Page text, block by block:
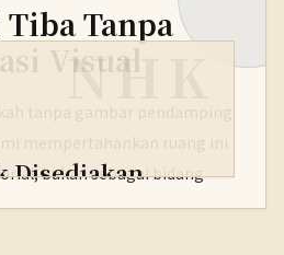
Tanpa
Visual
tanpa gambar pendamping
mempertahankan ruang ini
bukan sebagai bidang
NHK
Disediakan